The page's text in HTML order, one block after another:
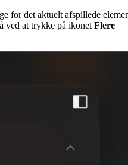
for det aktuelt afspillede
ved at trykke på ikonet Flere